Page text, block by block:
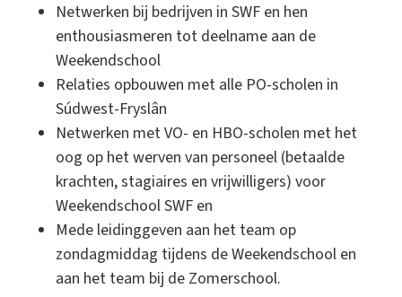
Netwerken bij bedrijven in SWF en hen
enthousiasmeren tot deelname aan de
Weekendschool
Relaties opbouwen met alle PO-scholen in
Súdwest-Fryslân
Netwerken met VO- en HBO-scholen met het
oog op het werven van personeel (betaalde
krachten, stagiaires en vrijwilligers) voor
Weekendschool SWF en
Mede leidinggeven aan het team op
zondagmiddag tijdens de Weekendschool en
aan het team bij de Zomerschool.